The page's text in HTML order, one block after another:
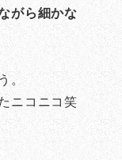
がら細かな
。
ニコニコ笑